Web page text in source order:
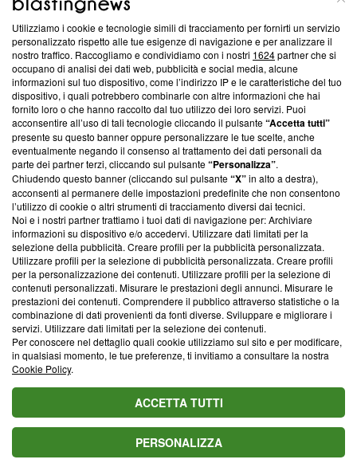
In tria tempora vita dividitur: quod fuit, quod est, quod futurum est.
Ex his quod agimus breve est, quod acturi sumus dubium, quod
egimus certum. La vita si divide in tre tempi: passato, presente,
futuro.
SeguiAntoniosu Facebook
Leggi di più sullo stesso argomento da Max Rendi:
L'oroscopo di domani 8 agosto 2026 con classifica: 1ﾟToro,
finalmente riconquista la vetta
L'oroscopo di domani 7 agosto e classifica: Pesci al 1ﾟposto, in
arrivo occasioni preziose
Oroscopo Ferragosto 2026, classifica e previsioni: Toro solido,
conquista il 1ﾟposto
Michele Caltagirone
Video Maker
SEGUI
Suggerisci una correzione
Valuta il titolo di questo articolo
Utilizziamo i cookie e tecnologie simili di tracciamento per fornirti un servizio
personalizzato rispetto alle tue esigenze di navigazione e per analizzare il
nostro traffico. Raccogliamo e condividiamo con i nostri 1624partner che si
occupano di analisi dei dati web, pubblicità e social media, alcune
informazioni sul tuo dispositivo, come l’indirizzo IP e le caratteristiche del tuo
dispositivo, i quali potrebbero combinarle con altre informazioni che hai
fornito loro o che hanno raccolto dal tuo utilizzo dei loro servizi. Puoi
acconsentire all’uso di tali tecnologie cliccando il pulsante“Accetta tutti”
presente su questo banner oppure personalizzare le tue scelte, anche
eventualmente negando il consenso al trattamento dei dati personali da
parte dei partner terzi, cliccando sul pulsante“Personalizza”.
Chiudendo questo banner (cliccando sul pulsante“X”in alto a destra),
acconsenti al permanere delle impostazioni predefinite che non consentono
l’utilizzo di cookie o altri strumenti di tracciamento diversi dai tecnici.
Noi e i nostri partner trattiamo i tuoi dati di navigazione per: Archiviare
informazioni su dispositivo e/o accedervi. Utilizzare dati limitati per la
selezione della pubblicità. Creare profili per la pubblicità personalizzata.
Utilizzare profili per la selezione di pubblicità personalizzata. Creare profili
per la personalizzazione dei contenuti. Utilizzare profili per la selezione di
contenuti personalizzati. Misurare le prestazioni degli annunci. Misurare le
prestazioni dei contenuti. Comprendere il pubblico attraverso statistiche o la
combinazione di dati provenienti da fonti diverse. Sviluppare e migliorare i
servizi. Utilizzare dati limitati per la selezione dei contenuti.
Per conoscere nel dettaglio quali cookie utilizziamo sul sito e per modificare,
in qualsiasi momento, le tue preferenze, ti invitiamo a consultare la nostra
Cookie Policy.
ACCETTA TUTTI
PERSONALIZZA